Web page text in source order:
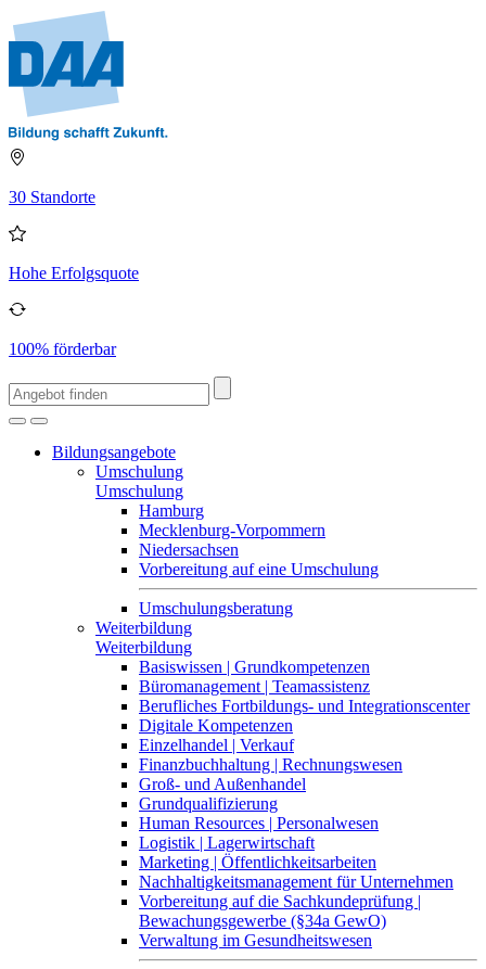
30 Standorte
Hohe Erfolgsquote
100% förderbar
Bildungsangebote
Umschulung
Umschulung
Hamburg
Mecklenburg-Vorpommern
Niedersachsen
Vorbereitung auf eine Umschulung
Umschulungsberatung
Weiterbildung
Weiterbildung
Basiswissen | Grundkompetenzen
Büromanagement | Teamassistenz
Berufliches Fortbildungs- und Integrationscenter
Digitale Kompetenzen
Einzelhandel | Verkauf
Finanzbuchhaltung | Rechnungswesen
Groß- und Außenhandel
Grundqualifizierung
Human Resources | Personalwesen
Logistik | Lagerwirtschaft
Marketing | Öffentlichkeitsarbeiten
Nachhaltigkeitsmanagement für Unternehmen
Vorbereitung auf die Sachkundeprüfung |
Bewachungsgewerbe (§34a GewO)
Verwaltung im Gesundheitswesen